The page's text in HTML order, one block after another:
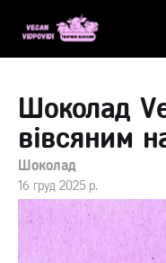
Шоколад
вівсяним
Шоколад
16 груд 2025 р.